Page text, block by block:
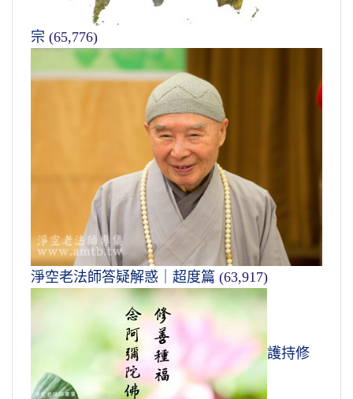
宗 (65,776)
淨空老法師答疑解惑｜超度篇 (63,917)
護持修